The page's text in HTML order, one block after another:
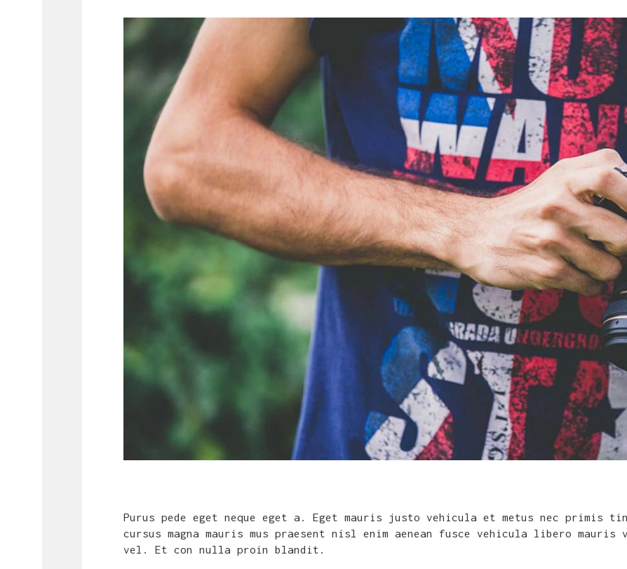
Purus pede eget neque eget a. Eget mauris justo vehicula et metus nec
cursus magna mauris mus praesent nisl enim aenean fusce vehicula libero
vel. Et con nulla proin blandit.